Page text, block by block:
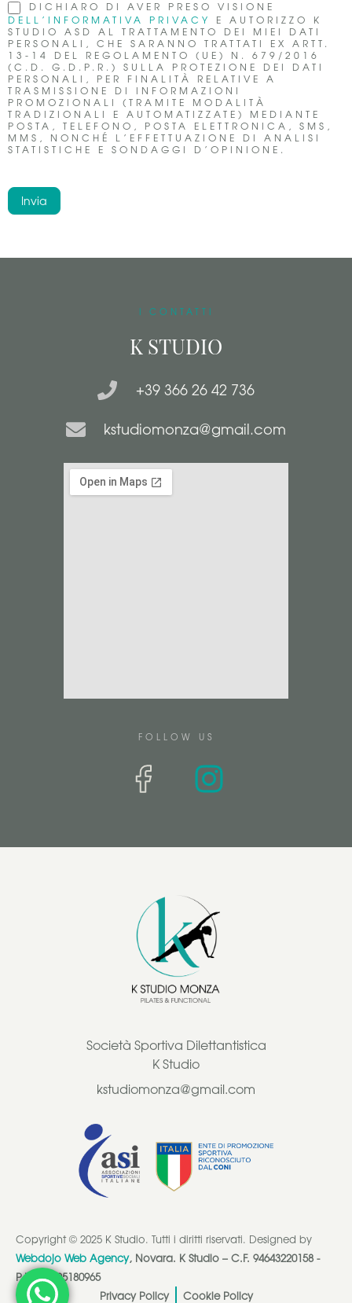
DICHIARO DI AVER PRESO VISIONE
DELL’INFORMATIVA PRIVACY E AUTORIZZO K
STUDIO ASD AL TRATTAMENTO DEI MIEI DATI
PERSONALI, CHE SARANNO TRATTATI EX ARTT.
13-14 DEL REGOLAMENTO (UE) N. 679/2016
(C.D. G.D.P.R.) SULLA PROTEZIONE DEI DATI
PERSONALI, PER FINALITÀ RELATIVE A
TRASMISSIONE DI INFORMAZIONI
PROMOZIONALI (TRAMITE MODALITÀ
TRADIZIONALI E AUTOMATIZZATE) MEDIANTE
POSTA, TELEFONO, POSTA ELETTRONICA, SMS,
MMS, NONCHÉ L’EFFETTUAZIONE DI ANALISI
STATISTICHE E SONDAGGI D’OPINIONE.
Invia
I CONTATTI
K STUDIO
+39 366 26 42 736
kstudiomonza@gmail.com
FOLLOW US
Società Sportiva Dilettantistica
K Studio
kstudiomonza@gmail.com
Copyright © 2025 K Studio. Tutti i diritti riservati. Designed by
Webdojo Web Agency, Novara. K Studio – C.F. 94643220158 -
P.I. IT13725180965
Privacy Policy
Cookie Policy